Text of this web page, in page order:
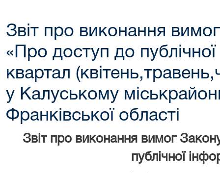
Звіт про виконання
«Про доступ до публічної
квартал
у Калуському
Франківської області
Звіт про виконання вимог
публічної